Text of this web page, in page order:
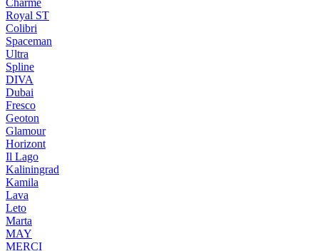
Charme
Royal ST
Colibri
Spaceman
Ultra
Spline
DIVA
Dubai
Fresco
Geoton
Glamour
Horizont
Il Lago
Kaliningrad
Kamila
Lava
Leto
Marta
MAY
MERCI